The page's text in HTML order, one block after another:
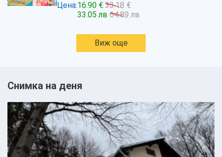
Цена:16.90 € 33.18 €
33.05 лв 64.89 лв
Виж още
Снимка на деня